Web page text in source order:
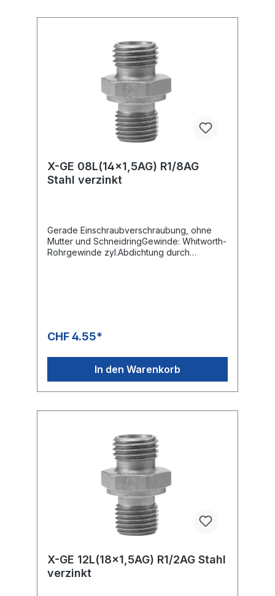
X-GE 08L(14x1,5AG) R1/8AG
Stahl verzinkt
Gerade Einschraubverschraubung, ohne
Mutter und SchneidringGewinde: Whitworth-
Rohrgewinde zyl.Abdichtung durch
CHF 4.55*
In den Warenkorb
X-GE 12L(18x1,5AG) R1/2AG Stahl
verzinkt